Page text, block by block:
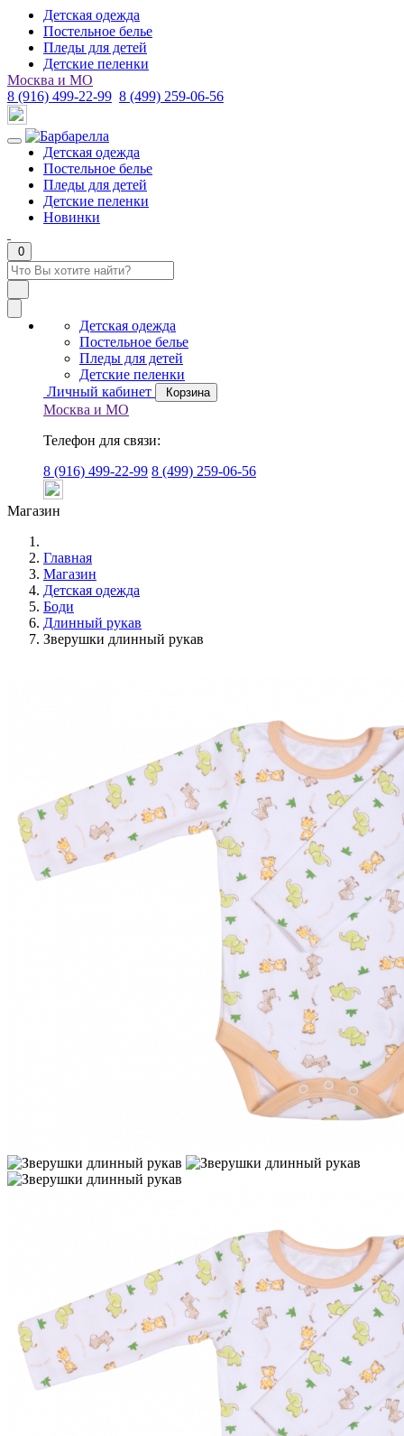
Детская одежда
Постельное белье
Пледы для детей
Детские пеленки
Москва и МО
8 (916) 499-22-99 8 (499) 259-06-56
Детская одежда
Постельное белье
Пледы для детей
Детские пеленки
Новинки
0
Детская одежда
Постельное белье
Пледы для детей
Детские пеленки
Личный кабинет
Корзина
Москва и МО
Телефон для связи:
8 (916) 499-22-99 8 (499) 259-06-56
Магазин
Главная
Магазин
Детская одежда
Боди
Длинный рукав
Зверушки длинный рукав